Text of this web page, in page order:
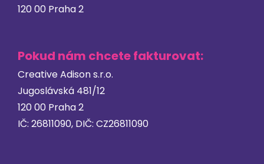
120 00 Praha 2
Pokud nám chcete fakturovat:
Creative Adison s.r.o.
Jugoslávská 481/12
120 00 Praha 2
IČ: 26811090, DIČ: CZ26811090